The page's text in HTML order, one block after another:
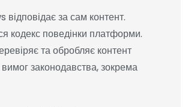
за сам контент.
кодекс поведінки платформи.
та обробляє контент
вимог законодавства, зокрема